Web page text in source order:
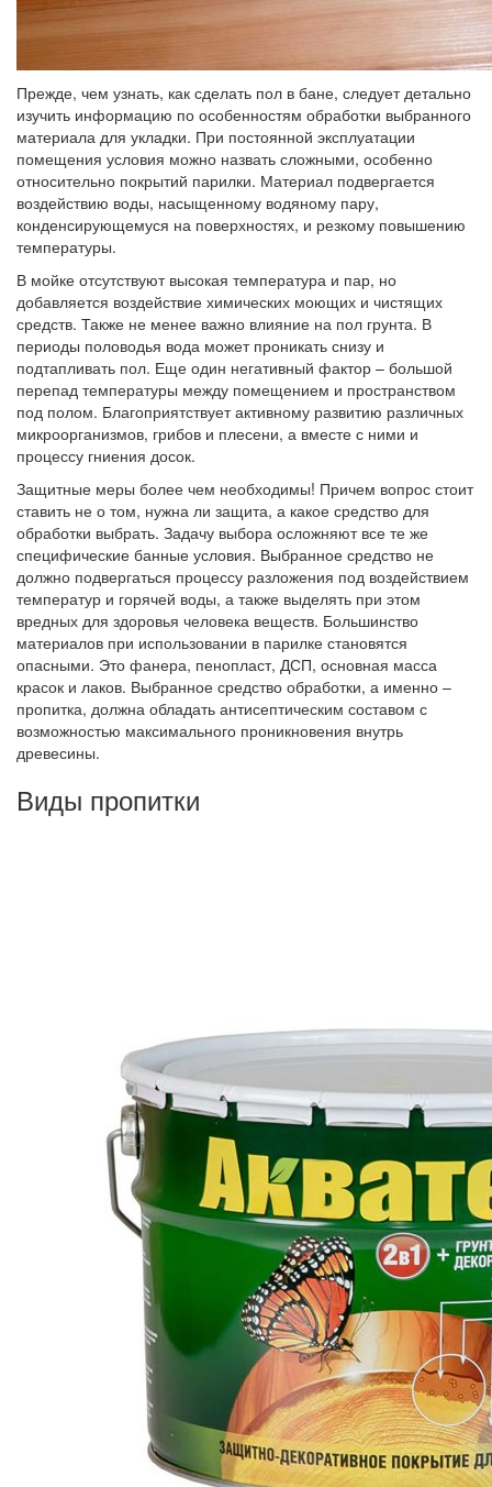
Прежде, чем узнать, как сделать пол в бане, следует детально
изучить информацию по особенностям обработки выбранного
материала для укладки. При постоянной эксплуатации
помещения условия можно назвать сложными, особенно
относительно покрытий парилки. Материал подвергается
воздействию воды, насыщенному водяному пару,
конденсирующемуся на поверхностях, и резкому повышению
температуры.
В мойке отсутствуют высокая температура и пар, но
добавляется воздействие химических моющих и чистящих
средств. Также не менее важно влияние на пол грунта. В
периоды половодья вода может проникать снизу и
подтапливать пол. Еще один негативный фактор – большой
перепад температуры между помещением и пространством
под полом. Благоприятствует активному развитию различных
микроорганизмов, грибов и плесени, а вместе с ними и
процессу гниения досок.
Защитные меры более чем необходимы! Причем вопрос стоит
ставить не о том, нужна ли защита, а какое средство для
обработки выбрать. Задачу выбора осложняют все те же
специфические банные условия. Выбранное средство не
должно подвергаться процессу разложения под воздействием
температур и горячей воды, а также выделять при этом
вредных для здоровья человека веществ. Большинство
материалов при использовании в парилке становятся
опасными. Это фанера, пенопласт, ДСП, основная масса
красок и лаков. Выбранное средство обработки, а именно –
пропитка, должна обладать антисептическим составом с
возможностью максимального проникновения внутрь
древесины.
Виды пропитки